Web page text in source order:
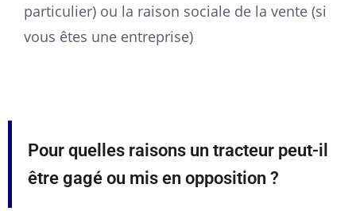
particulier) ou la raison sociale de la vente (si
vous êtes une entreprise)
Pour quelles raisons un tracteur peut-il
être gagé ou mis en opposition ?